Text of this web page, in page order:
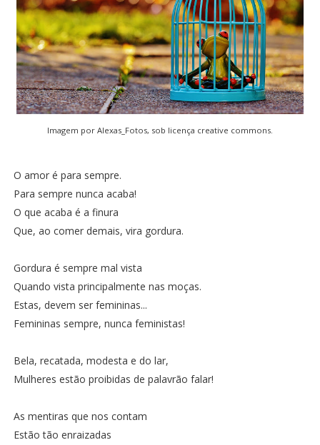
Imagem por Alexas_Fotos, sob licença creative commons.
O amor é para sempre.
Para sempre nunca acaba!
O que acaba é a finura
Que, ao comer demais, vira gordura.
Gordura é sempre mal vista
Quando vista principalmente nas moças.
Estas, devem ser femininas...
Femininas sempre, nunca feministas!
Bela, recatada, modesta e do lar,
Mulheres estão proibidas de palavrão falar!
As mentiras que nos contam
Estão tão enraizadas